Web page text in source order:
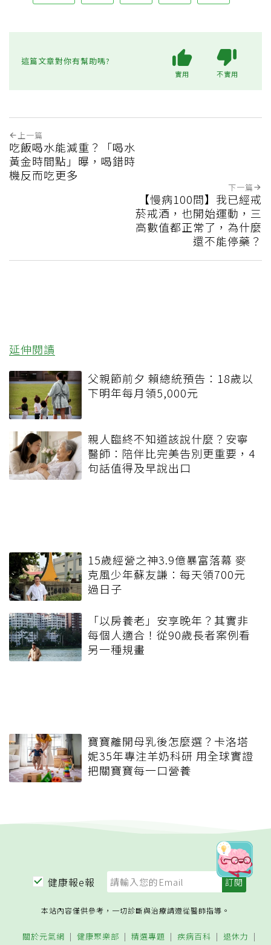
這篇文章對你有幫助嗎?
實用 不實用
上一篇
吃飯喝水能減重？「喝水
黃金時間點」曝，喝錯時
機反而吃更多
下一篇
【慢病100問】我已經戒
菸戒酒，也開始運動，三
高數值都正常了，為什麼
還不能停藥？
延伸閱讀
父親節前夕 賴總統預告：18歲以
下明年每月領5,000元
親人臨終不知道該說什麼？安寧
醫師：陪伴比完美告別更重要，4
句話值得及早說出口
15歲經營之神3.9億暴富落幕 麥
克風少年蘇友謙：每天領700元
過日子
「以房養老」安享晚年？其實非
每個人適合！從90歲長者案例看
另一種規畫
寶寶離開母乳後怎麼選？卡洛塔
妮35年專注羊奶科研 用全球實證
把關寶寶每一口營養
健康報e報
本站內容僅供參考，一切診斷與治療請遵從醫師指導。
關於元氣網 健康聚樂部 精選專題 疾病百科 退休力